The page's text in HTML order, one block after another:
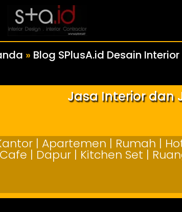
» Blog SPlusA.id Desain
Jasa Interior dan
| Apartemen | Rumah |
Cafe | Dapur | Kitchen Set |